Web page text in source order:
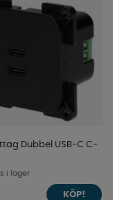
Dubbel USB-C C-
i lager
KÖP!